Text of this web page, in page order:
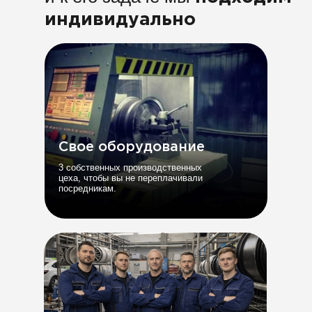
Свое оборудование
3 собственных производственных
цеха, чтобы вы не переплачивали
посредникам.
индивидуально